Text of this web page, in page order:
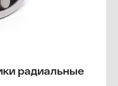
радиальные